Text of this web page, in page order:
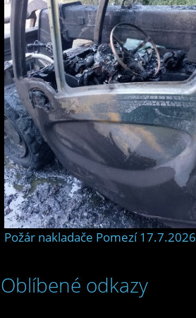
Požár nakladače Pomezí 17.7.2026
Oblíbené odkazy